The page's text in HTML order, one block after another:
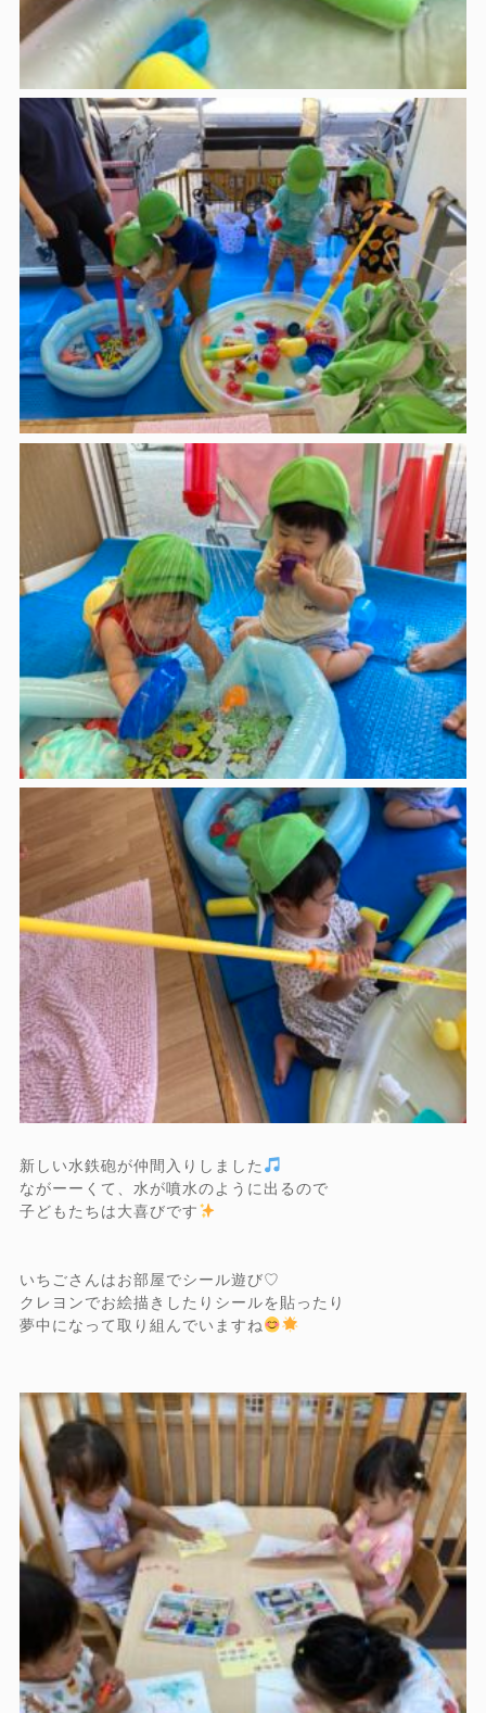
新しい水鉄砲が仲間入りしました
ながーーくて、水が噴水のように出るので
子どもたちは大喜びです
いちごさんはお部屋でシール遊び♡
クレヨンでお絵描きしたりシールを貼ったり
夢中になって取り組んでいますね